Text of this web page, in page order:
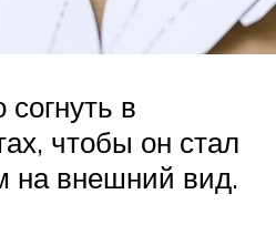
в
чтобы он стал
на внешний вид.